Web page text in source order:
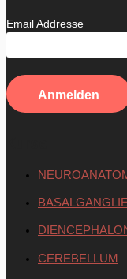
Email Addresse
CEREBELLUM